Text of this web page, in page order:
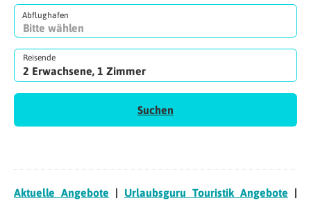
Abflughafen
Reisende
2 Erwachsene, 1 Zimmer
Suchen
Aktuelle Angebote Urlaubsguru Touristik Angebote